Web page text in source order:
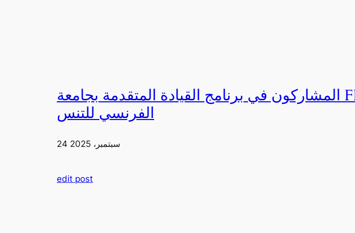
المشاركون في برنامج القيادة المتقدمة بجامعة FIA يزورون ملعب رولان غاروس مع الاتحاد
الفرنسي للتنس
24 سبتمبر، 2025
edit post